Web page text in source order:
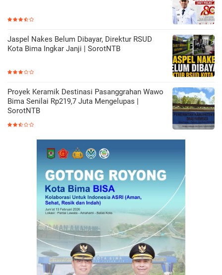
Jaspel Nakes Belum Dibayar, Direktur RSUD
Kota Bima Ingkar Janji | SorotNTB
Proyek Keramik Destinasi Pasanggrahan Wawo
Bima Senilai Rp219,7 Juta Mengelupas |
SorotNTB